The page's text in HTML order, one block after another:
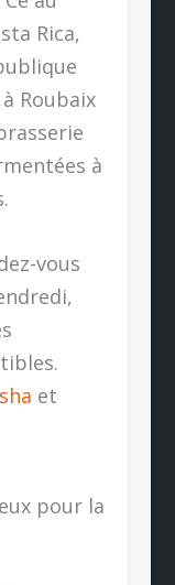
Rica,
Roubaix
à
vous
et
pour la